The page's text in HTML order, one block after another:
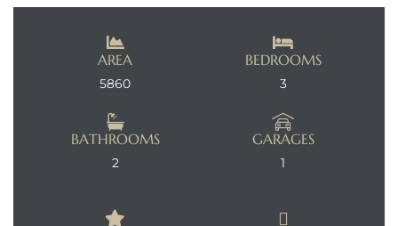
AREA
5860
BEDROOMS
3
BATHROOMS
2
GARAGES
1